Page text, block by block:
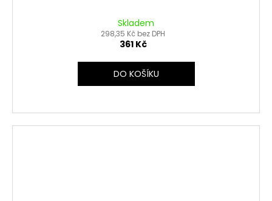
Skladem
298,35 Kč bez DPH
361 Kč
DO KOŠÍKU